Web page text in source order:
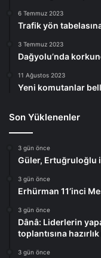
6 Temmuz 2023
Trafik yön
3 Temmuz 2023
Dağyolu’nda
11 Ağustos 2023
Yeni komutanlar
Son Yüklenenler
3 gün önce
Güler, Ertuğruloğlu
3 gün önce
Erhürman 11’inci
3 gün önce
Dânâ: Liderlerin
toplantısına
3 gün önce